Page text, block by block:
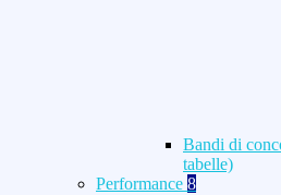
Bandi di
tabelle)
Performance 8